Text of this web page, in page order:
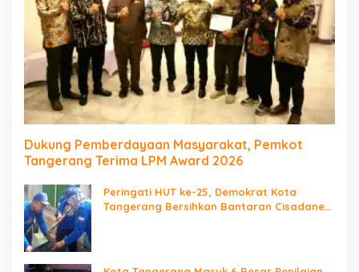
Dukung Pemberdayaan Masyarakat, Pemkot
Tangerang Terima LPM Award 2026
Peringati HUT ke-25, Demokrat Kota
Tangerang Bersihkan Bantaran Cisadane